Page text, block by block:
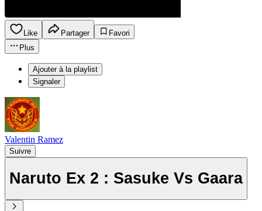
Like Partager
Favori
Plus
Ajouter à la playlist
Signaler
Valentin Ramez
Suivre
Naruto Ex 2 : Sasuke Vs Gaara